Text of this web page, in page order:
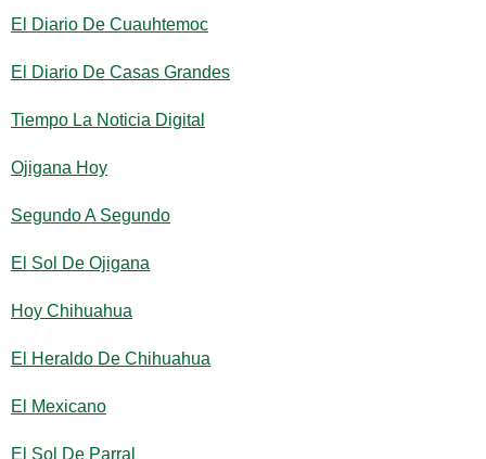
El Diario De Cuauhtemoc
El Diario De Casas Grandes
Tiempo La Noticia Digital
Ojigana Hoy
Segundo A Segundo
El Sol De Ojigana
Hoy Chihuahua
El Heraldo De Chihuahua
El Mexicano
El Sol De Parral